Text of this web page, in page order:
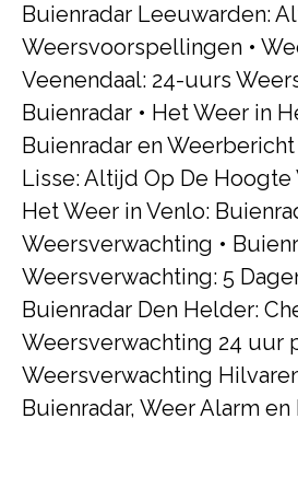
Buienradar Leeuwarden:
Weersvoorspellingen •
Veenendaal: 24-uurs
Buienradar • Het Weer in
Buienradar en Weerbericht
Lisse: Altijd Op De Hoogte
Het Weer in Venlo:
Weersverwachting •
Weersverwachting: 5
Buienradar Den Helder:
Weersverwachting 24 uur
Weersverwachting
Buienradar, Weer Alarm